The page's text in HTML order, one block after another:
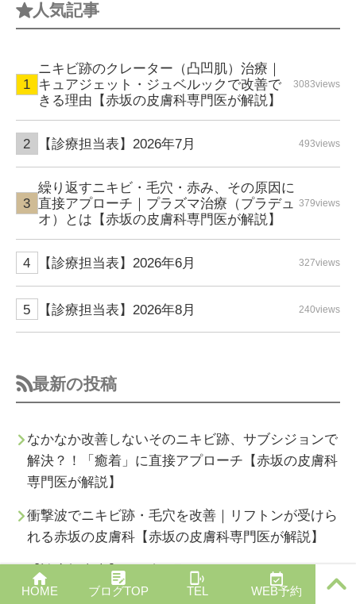
人気記事
ニキビ跡のクレーター（凸凹肌）治療｜
キュアジェット・ジュベルックで改善で
きる理由【赤坂の皮膚科専門医が解説】
3083views
【診療担当表】2026年7月 493views
繰り返すニキビ・毛穴・赤み、その原因に
直接アプローチ｜プラズマ治療（プラデュ
オ）とは【赤坂の皮膚科専門医が解説】
379views
【診療担当表】2026年6月 327views
【診療担当表】2026年8月 240views
最新の投稿
なかなか改善しないそのニキビ跡、サブシジョンで
解決？！「癒着」に直接アプローチ【赤坂の皮膚科
専門医が解説】
衝撃波でニキビ跡・毛穴を改善｜リフトンが受けら
れる赤坂の皮膚科【赤坂の皮膚科専門医が解説】
【診療担当表】2026年8月
HOME ブログTOP TEL WEB予約
PAGE T
OP